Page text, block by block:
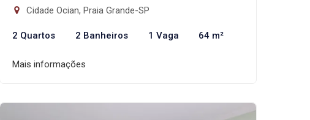
Cidade Ocian, Praia Grande-SP
2 Quartos 2 Banheiros 1 Vaga 64 m²
Mais informações